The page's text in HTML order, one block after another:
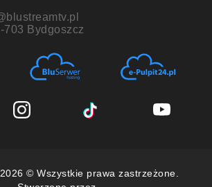
703 Bydgoszcz
© Wszystkie prawa zastrzeżone.